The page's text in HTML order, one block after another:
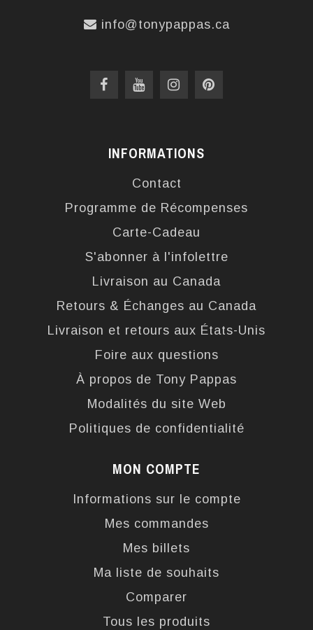
info@tonypappas.ca
INFORMATIONS
Contact
Programme de Récompenses
Carte-Cadeau
S'abonner à l'infolettre
Livraison au Canada
Retours & Échanges au Canada
Livraison et retours aux États-Unis
Foire aux questions
À propos de Tony Pappas
Modalités du site Web
Politiques de confidentialité
MON COMPTE
Informations sur le compte
Mes commandes
Mes billets
Ma liste de souhaits
Comparer
Tous les produits